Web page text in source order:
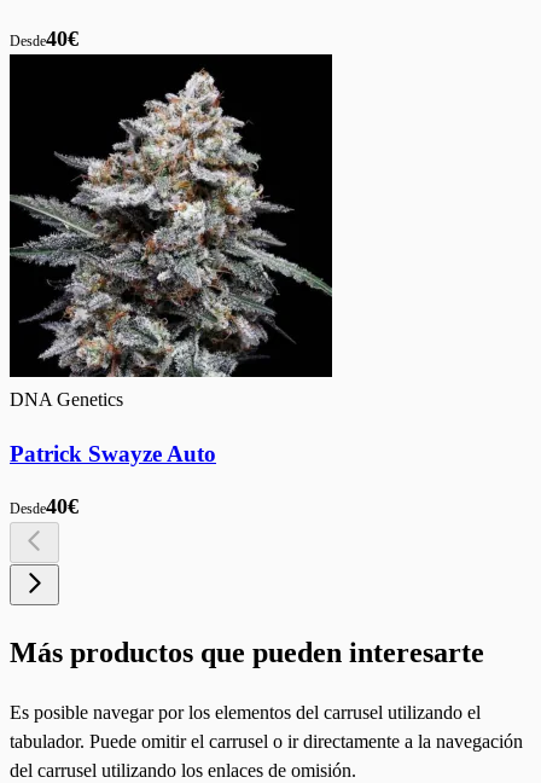
Desde40€
DNA Genetics
Patrick Swayze Auto
Desde40€
Más productos que pueden interesarte
Es posible navegar por los elementos del carrusel utilizando el
tabulador. Puede omitir el carrusel o ir directamente a la navegación
del carrusel utilizando los enlaces de omisión.